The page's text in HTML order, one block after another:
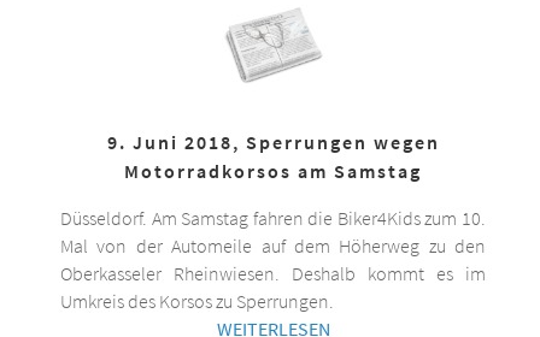
9. Juni 2018, Sperrungen wegen
Motorradkorsos am Samstag
Düsseldorf. Am Samstag fahren die Biker4Kids zum 10.
Mal von der Automeile auf dem Höherweg zu den
Oberkasseler Rheinwiesen. Deshalb kommt es im
Umkreis des Korsos zu Sperrungen.
WEITERLESEN